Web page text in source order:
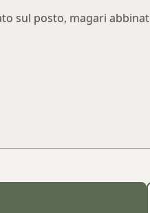
sul posto, magari